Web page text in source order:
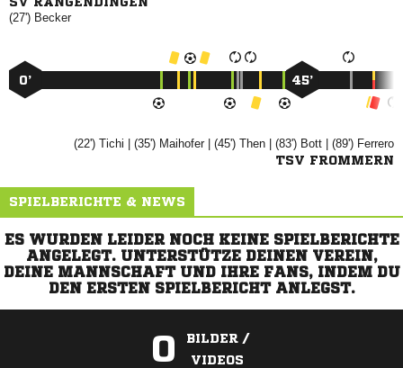
(27') 
0’ 45’
(22')  | (35') | (45')  | (83')  | (89') 
TSV FROMMERN
SPIELBERICHTE & NEWS
ES WURDEN LEIDER NOCH KEINE SPIELBERICHTE
ANGELEGT. UNTERSTÜTZE DEINEN VEREIN,
DEINE MANNSCHAFT UND IHRE FANS, INDEM DU
DEN ERSTEN SPIELBERICHT ANLEGST.
0
BILDER /
VIDEOS